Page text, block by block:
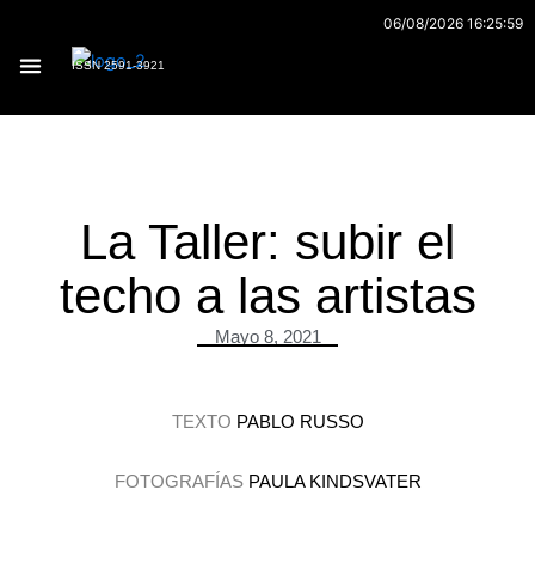
contenido
06/08/2026 16:25:59
ISSN 2591-3921
La Taller: subir el
techo a las artistas
Mayo 8, 2021
TEXTO PABLO RUSSO
FOTOGRAFÍASPAULA KINDSVATER